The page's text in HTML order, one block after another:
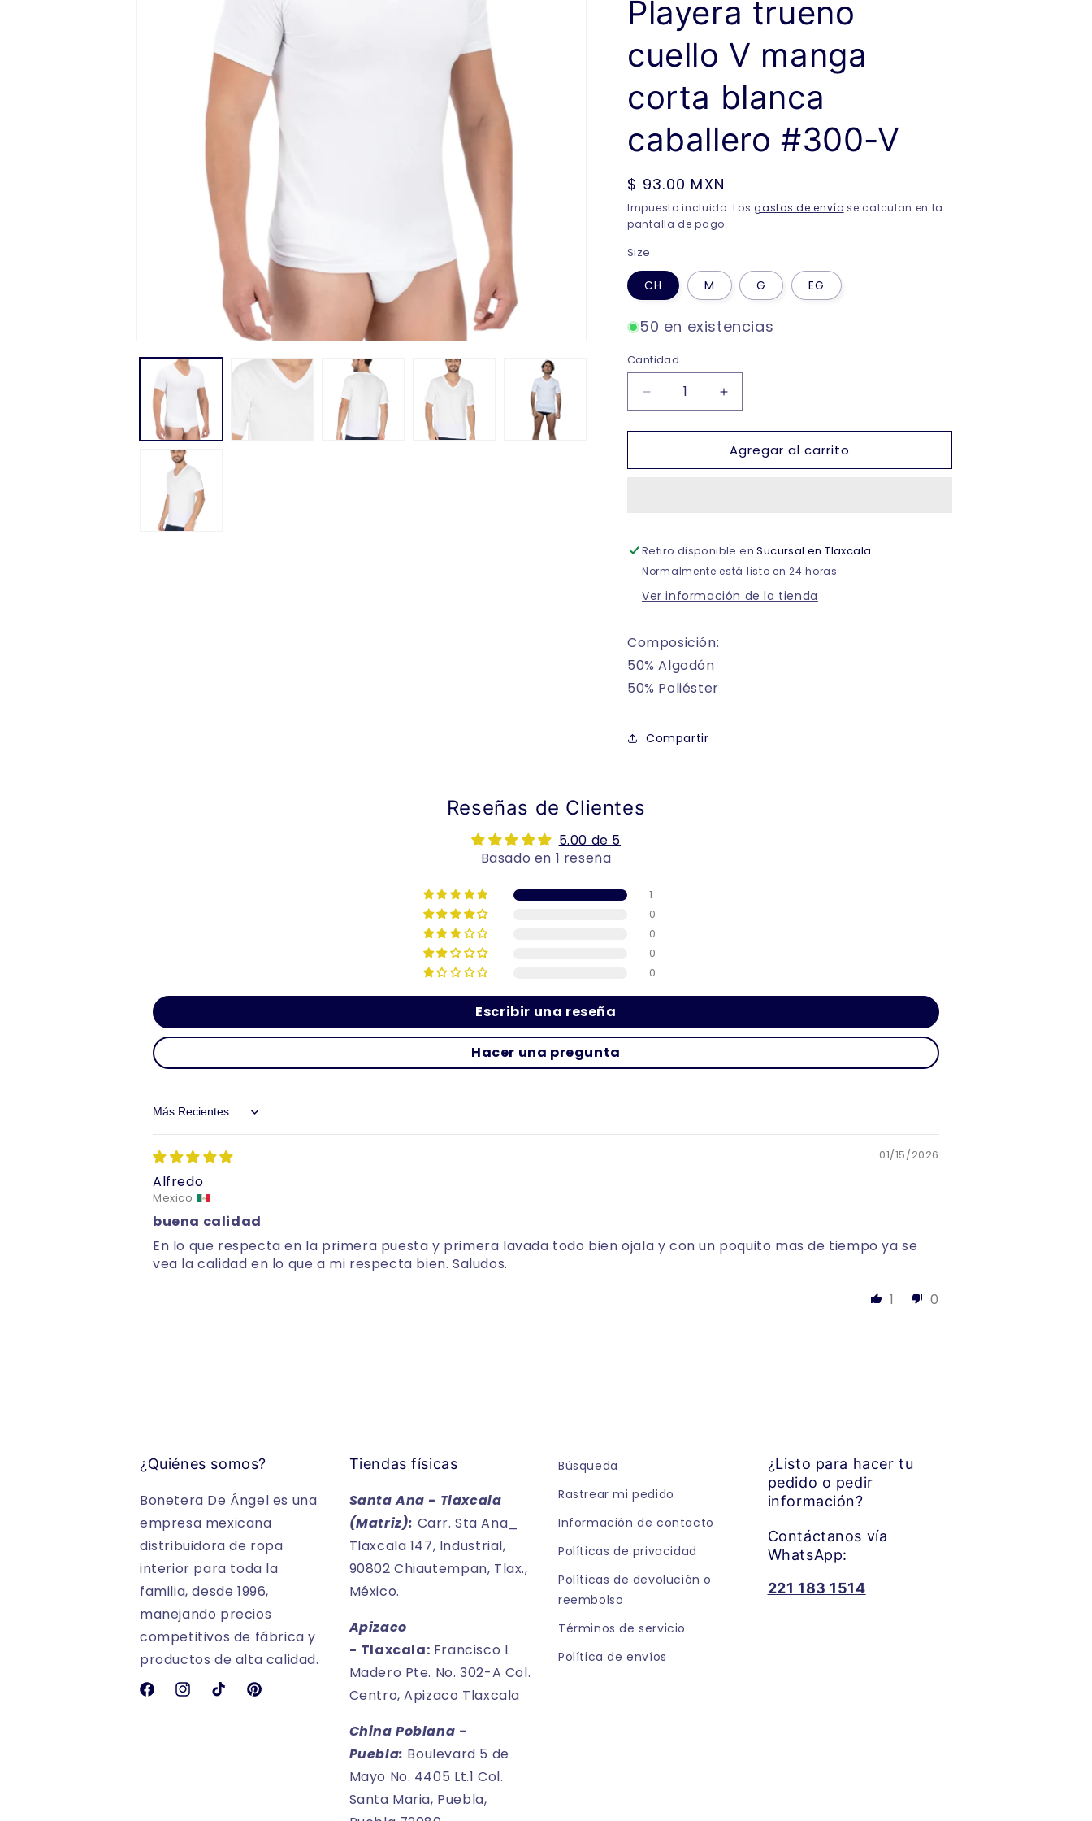
Playera trueno
cuello V manga
corta blanca
caballero #300-V
Precio
habitual
$ 93.00 MXN
Impuesto incluido. Losgastos de envío se calculan en la
pantalla de pago.
Size
CH M G EG
50 en existencias
Cantidad
Reducir
cantidad
para
trueno
blanca
caballero
V
Aumentar
cantidad
para
Playera
trueno
blanca
caballero
V
Agregar al carrito
Retiro disponible enSucursal en Tlaxcala
Normalmente está listo en 24 horas
Ver información de la tienda
Composición:
50% Algodón
50% Poliéster
Compartir
Reseñas de Clientes
5.00 de 5
Basado en 1 reseña
1
0
0
0
0
Escribir una reseña
Hacer una pregunta
Sort by
01/15/2026
Alfredo
Mexico
buena calidad
En lo que respecta en la primera puesta y primera lavada todo bien ojala y con un poquito mas de tiempo ya se
vea la calidad en lo que a mi respecta bien. Saludos.
1
0
¿Quiénes somos?
Bonetera De Ángel es una
empresa mexicana
distribuidora de ropa
interior para toda la
familia, desde 1996,
manejando precios
competitivos de fábrica y
productos de alta calidad.
FacebookInstagramTikTokPinterest
Tiendas físicas
Santa Ana - Tlaxcala
(Matriz): Carr. Sta Ana_
Tlaxcala 147, Industrial,
90802 Chiautempan, Tlax.,
México.
Apizaco
- Tlaxcala: Francisco I.
Madero Pte. No. 302-A Col.
Centro, Apizaco Tlaxcala
China Poblana -
Puebla: Boulevard 5 de
Mayo No. 4405 Lt.1 Col.
Santa Maria, Puebla,
Búsqueda
Rastrear mi pedido
Información de contacto
Políticas de privacidad
Políticas de devolución o
reembolso
Términos de servicio
Política de envíos
¿Listo para hacer tu
pedido o pedir
información?
Contáctanos vía
WhatsApp:
221 183 1514